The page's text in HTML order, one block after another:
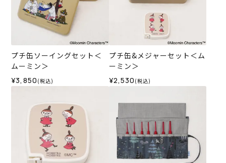
プチ缶ソーイングセット＜
ムーミン＞
¥3,850 (税込)
プチ缶&メジャーセット＜ム
ーミン＞
¥2,530 (税込)